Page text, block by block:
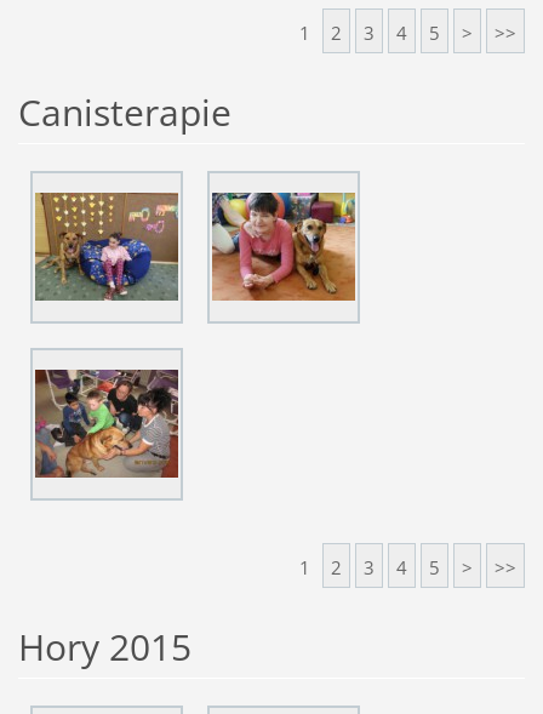
1 2 3 4 5 > >>
Canisterapie
1 2 3 4 5 > >>
Hory 2015